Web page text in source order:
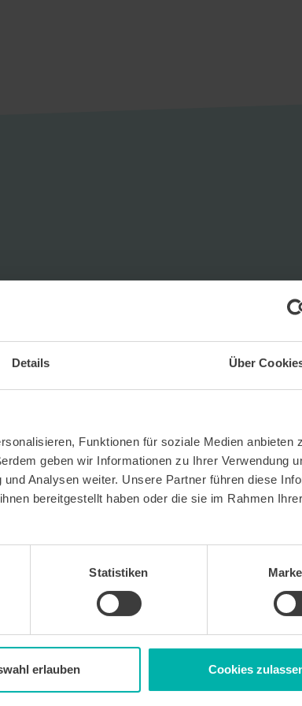
Details Über
Funktionen für soziale Medien anbieten
geben wir Informationen zu Ihrer Verwendung
Analysen weiter. Unsere Partner führen diese
bereitgestellt haben oder die sie im Rahmen
Statistiken
erlauben Cookies
der INFO -
auf meine
auszuwerten.
oder
zum
Cleverreach